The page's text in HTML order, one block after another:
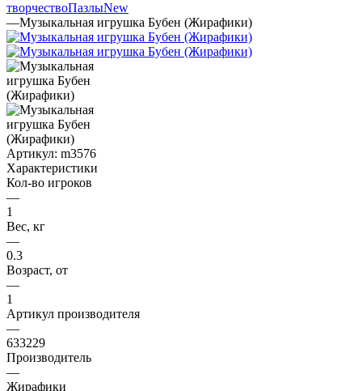
творчествоПазлыNew
—Музыкальная игрушка Бубен (Жирафики)
Артикул: m3576
Характеристики
Кол-во игроков
—
1
Вес, кг
—
0.3
Возраст, от
—
1
Артикул производителя
—
633229
Производитель
—
Жирафики